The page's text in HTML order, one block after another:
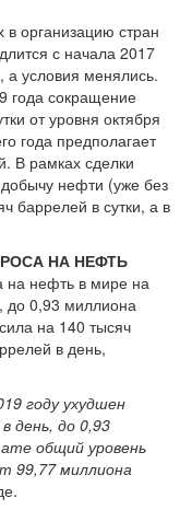
организацию стран
с начала 2017
а условия менялись.
года сокращение
от уровня октября
года предполагает
В рамках сделки
нефти (уже без
баррелей в сутки, а в
НА НЕФТЬ
на нефть в мире на
до 0,93 миллиона
на 140 тысяч
в день,
году ухудшен
день, до 0,93
общий уровень
99,77 миллиона